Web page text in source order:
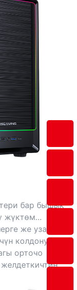
бар бышык
жүктөм
же узак
колдонулган
орточо